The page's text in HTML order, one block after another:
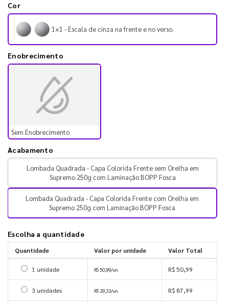
Cor
1×1 - Escala de cinza na frente e no verso.
Enobrecimento
Sem Enobrecimento
Acabamento
Lombada Quadrada - Capa Colorida Frente sem Orelha em
Supremo 250g com Laminação BOPP Fosca
Lombada Quadrada - Capa Colorida Frente com Orelha em
Supremo 250g com Laminação BOPP Fosca
Escolha a quantidade
Quantidade Valor por unidade Valor Total
Selecionar 1 unidade
1 unidade R$ 50,99/un R$ 50,99
Selecionar 3 unidades
3 unidades R$ 29,33/un R$ 87,99